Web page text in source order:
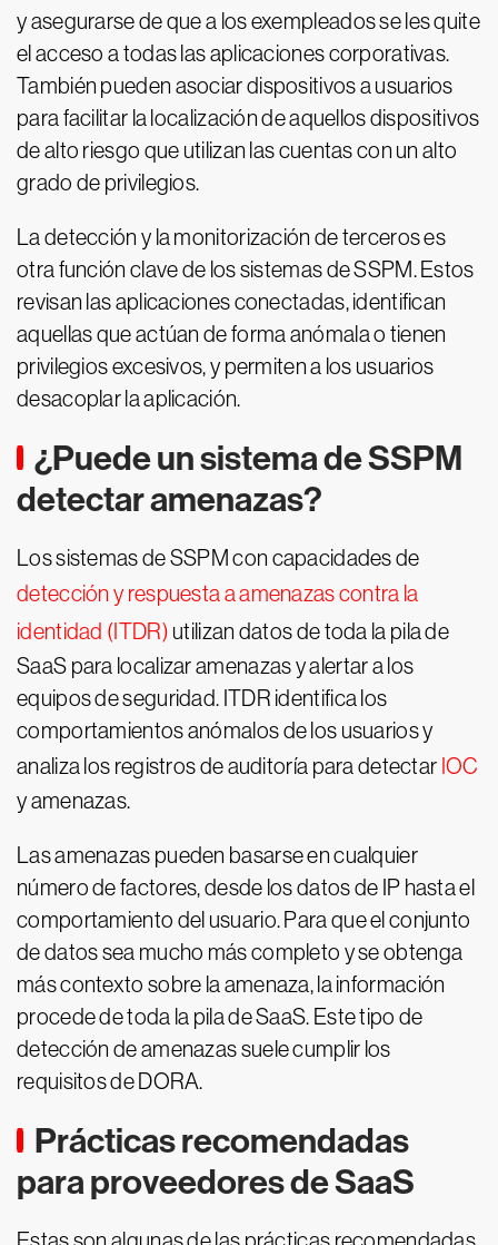
y asegurarse de que a los exempleados se les quite
el acceso a todas las aplicaciones corporativas.
También pueden asociar dispositivos a usuarios
para facilitar la localización de aquellos dispositivos
de alto riesgo que utilizan las cuentas con un alto
grado de privilegios.
La detección y la monitorización de terceros es
otra función clave de los sistemas de SSPM. Estos
revisan las aplicaciones conectadas, identifican
aquellas que actúan de forma anómala o tienen
privilegios excesivos, y permiten a los usuarios
desacoplar la aplicación.
¿Puede un sistema de SSPM
detectar amenazas?
Los sistemas de SSPM con capacidades de
detección y respuesta a amenazas contra la
identidad (ITDR) utilizan datos de toda la pila de
SaaS para localizar amenazas y alertar a los
equipos de seguridad. ITDR identifica los
comportamientos anómalos de los usuarios y
analiza los registros de auditoría para detectar IOC
y amenazas.
Las amenazas pueden basarse en cualquier
número de factores, desde los datos de IP hasta el
comportamiento del usuario. Para que el conjunto
de datos sea mucho más completo y se obtenga
más contexto sobre la amenaza, la información
procede de toda la pila de SaaS. Este tipo de
detección de amenazas suele cumplir los
requisitos de DORA.
Prácticas recomendadas
para proveedores de SaaS